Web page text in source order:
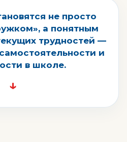
не просто
а понятным
трудностей —
и
в школе.
↓